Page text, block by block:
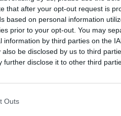
that after your opt-out request is
based on personal information
prior to your opt-out. You may
by third parties on the
be disclosed by us to third
further disclose it to other third
Outs
poate participa”, a scris
asupra lui Kovesi şi de